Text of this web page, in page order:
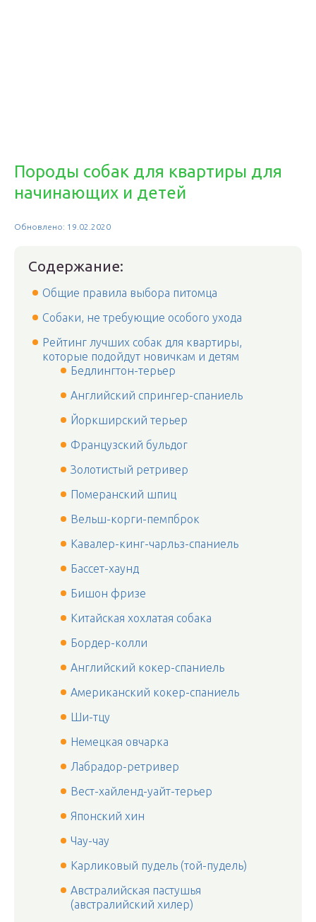
Породы собак для квартиры для
начинающих и детей
Обновлено: 19.02.2020
Содержание:
Общие правила выбора питомца
Собаки, не требующие особого ухода
Рейтинг лучших собак для квартиры,
которые подойдут новичкам и детям
Бедлингтон-терьер
Английский спрингер-спаниель
Йоркширский терьер
Французский бульдог
Золотистый ретривер
Померанский шпиц
Вельш-корги-пемпброк
Кавалер-кинг-чарльз-спаниель
Бассет-хаунд
Бишон фризе
Китайская хохлатая собака
Бордер-колли
Английский кокер-спаниель
Американский кокер-спаниель
Ши-тцу
Немецкая овчарка
Лабрадор-ретривер
Вест-хайленд-уайт-терьер
Японский хин
Чау-чау
Карликовый пудель (той-пудель)
Австралийская пастушья
(австралийский хилер)